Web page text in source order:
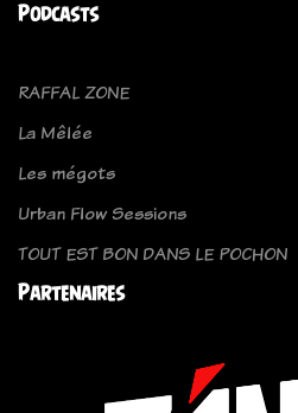
Podcasts
RAFFAL ZONE
La Mêlée
Les mégots
Urban Flow Sessions
TOUT EST BON DANS LE POCHON
Partenaires